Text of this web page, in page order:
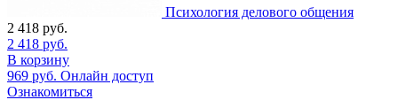
Психология делового общения
2 418 руб.
2 418 руб.
В корзину
969 руб. Онлайн доступ
Ознакомиться